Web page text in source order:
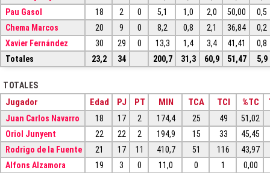
Pau Gasol
18 2 0 5,1 1,0 2,0 50,00
0,5
Chema Marcos
20 9 0 8,2 0,8 2,1 36,84
0,2
Xavier Fernández
30 29 0 13,3 1,4 3,4 41,41
0,8
Totales
23,2 34 200,7 31,3 60,9 51,47 5,9
TOTALES
Jugador Edad PJ PT MIN TCA TCI %TC
Juan Carlos Navarro 18 17 2 174,4 25 49
51,02
Oriol Junyent
22 22 2 194,9 15 33
45,45
Rodrigo de la Fuente
21 17 11 410,7 51 116
43,97
Alfons Alzamora
19 3 0 11,0 0 1
0,00